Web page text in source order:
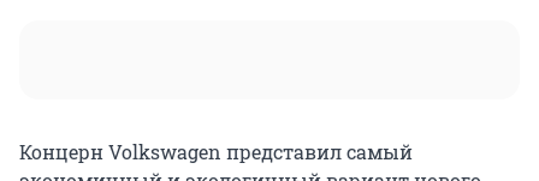
Концерн Volkswagen представил самый